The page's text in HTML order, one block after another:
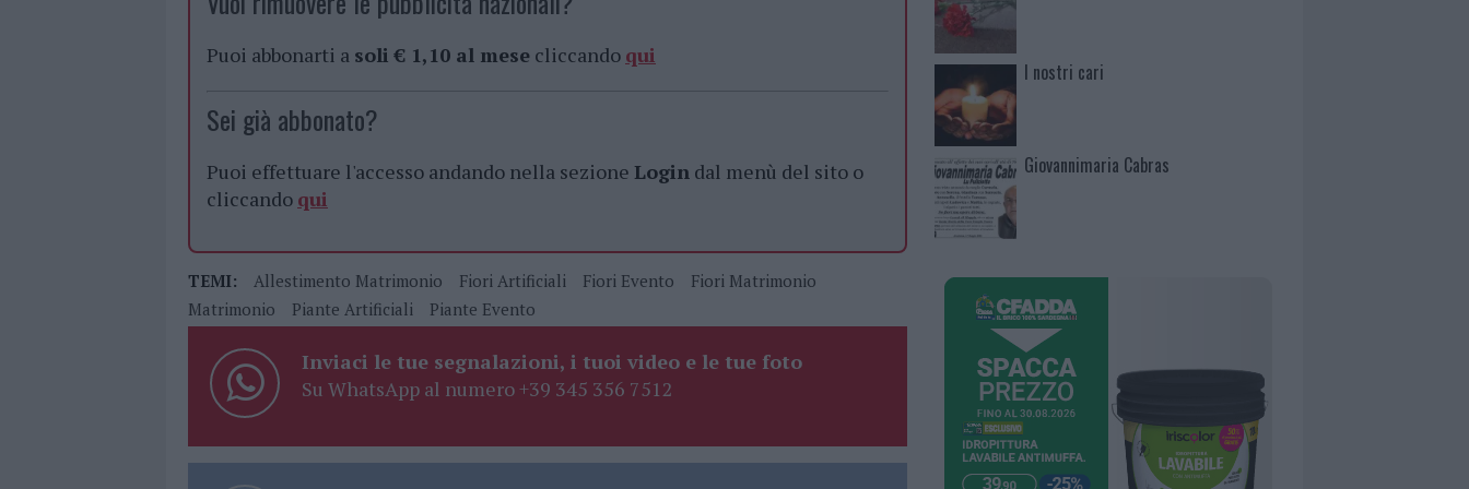
Puoi abbonarti a soli € 1,10 al mese cliccando qui
Sei già abbonato?
Puoi effettuare l'accesso andando nella sezione Login dal menù del sito o
cliccando qui
TEMI: Allestimento Matrimonio Fiori Artificiali Fiori Evento
Fiori Matrimonio
Matrimonio
Piante Artificiali Piante Evento
Inviaci le tue segnalazioni, i tuoi video e le tue foto
Su WhatsApp al numero +39 345 356 7512
I nostri cari
Giovannimaria Cabras